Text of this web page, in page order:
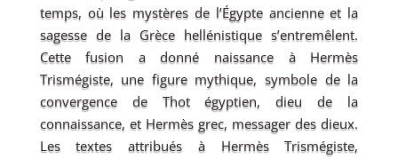
temps, où les mystères de l’Égypte ancienne et la
sagesse de la Grèce hellénistique s’entremêlent.
Cette fusion a donné naissance à Hermès
Trismégiste, une figure mythique, symbole de la
convergence de Thot égyptien, dieu de la
connaissance, et Hermès grec, messager des dieux.
Les textes attribués à Hermès Trismégiste,